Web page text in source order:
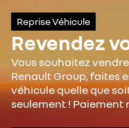
Reprise Véhicule
Revendez
Vous souhaitez
Renault Group, faites
véhicule quelle que
seulement ! Paiement